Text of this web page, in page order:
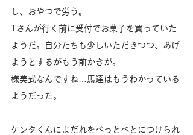
し、おやつで労う。
Tさんが行く前に受付でお菓子を買っていた
ようだ。自分たちも少しいただきつつ、あげ
ようとするがもう前かきが。
様美式なんですね…馬達はもうわかっている
ようだった。
ケンタくんによだれをべっとべとにつけられ